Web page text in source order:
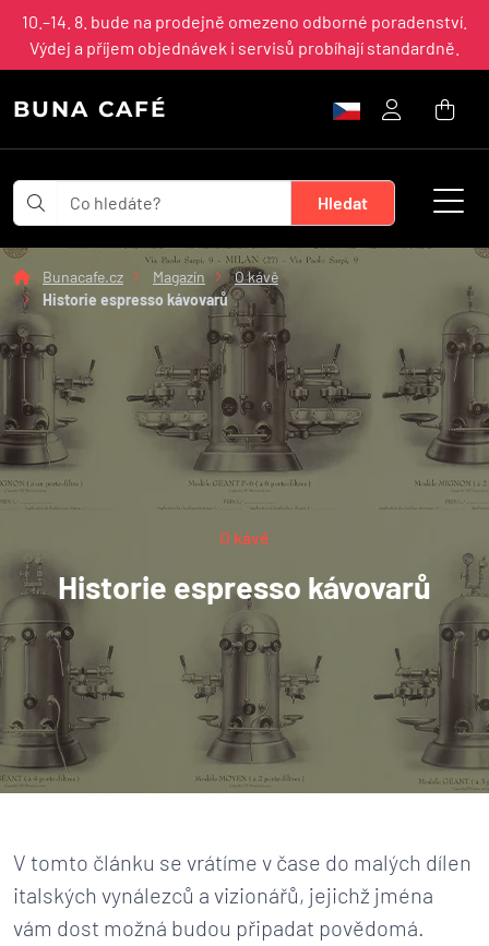
10.–14. 8. bude na prodejně omezeno odborné poradenství.
Výdej a příjem objednávek i servisů probíhají standardně.
BUNA CAFÉ
Bunacafe.cz Magazín
O kávě
Historie espresso kávovarů
O kávě
Historie espresso kávovarů
V tomto článku se vrátíme v čase do malých dílen
italských vynálezců a vizionářů, jejichž jména
vám dost možná budou připadat povědomá.